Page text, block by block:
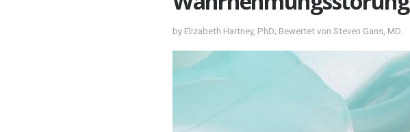
by Elizabeth Hartney, PhD; Bewertet von Steven Gans, MD